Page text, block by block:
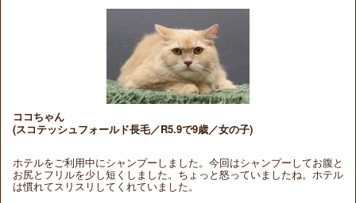
ココちゃん
(スコテッシュフォールド長毛／R5.9で9歳／女の子)
ホテルをご利用中にシャンプーしました。今回はシャンプーしてお腹と
お尻とフリルを少し短くしました。ちょっと怒っていましたね。ホテル
は慣れてスリスリしてくれていました。